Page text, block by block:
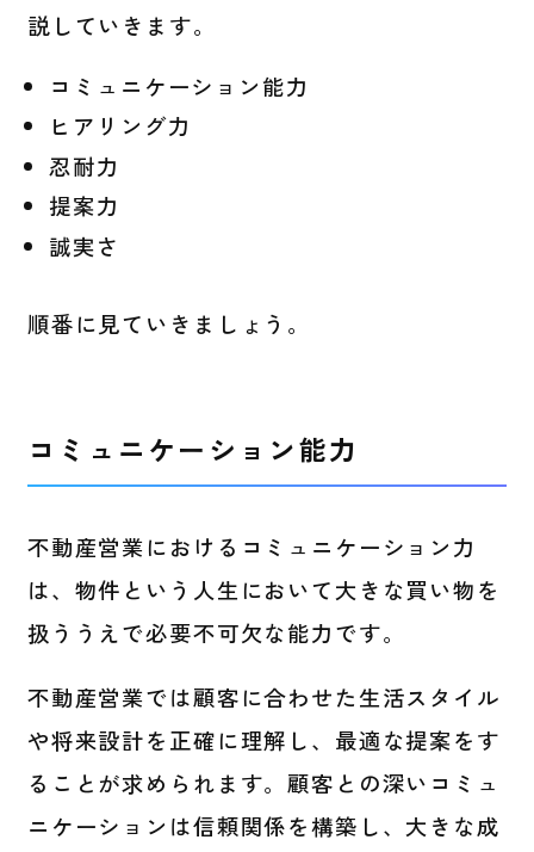
説していきます。
コミュニケーション能力
ヒアリング力
忍耐力
提案力
誠実さ
順番に見ていきましょう。
コミュニケーション能力
不動産営業におけるコミュニケーション力
は、物件という人生において大きな買い物を
扱ううえで必要不可欠な能力です。
不動産営業では顧客に合わせた生活スタイル
や将来設計を正確に理解し、最適な提案をす
ることが求められます。顧客との深いコミュ
ニケーションは信頼関係を構築し、大きな成